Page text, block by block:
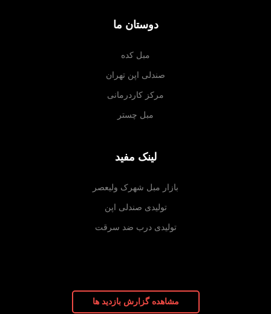
دوستان ما
مبل کده
صندلی اپن تهران
مرکز کاردرمانی
مبل چستر
لینک مفید
بازار مبل شهرک ولیعصر
تولیدی صندلی اپن
تولیدی درب ضد سرقت
مشاهده گزارش بازدید ها